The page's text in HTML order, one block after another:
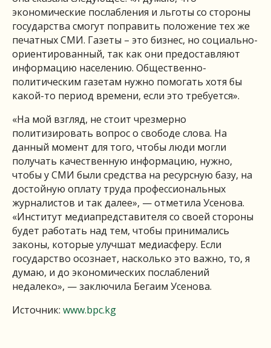
экономические послабления и льготы со стороны
государства смогут поправить положение тех же
печатных СМИ. Газеты – это бизнес, но социально-
ориентированный, так как они предоставляют
информацию населению. Общественно-
политическим газетам нужно помогать хотя бы
какой-то период времени, если это требуется».
«На мой взгляд, не стоит чрезмерно
политизировать вопрос о свободе слова. На
данный момент для того, чтобы люди могли
получать качественную информацию, нужно,
чтобы у СМИ были средства на ресурсную базу, на
достойную оплату труда профессиональных
журналистов и так далее», — отметила Усенова.
«Институт медиапредставителя со своей стороны
будет работать над тем, чтобы принимались
законы, которые улучшат медиасферу. Если
государство осознает, насколько это важно, то, я
думаю, и до экономических послаблений
недалеко», — заключила Бегаим Усенова.
Источник: www.bpc.kg